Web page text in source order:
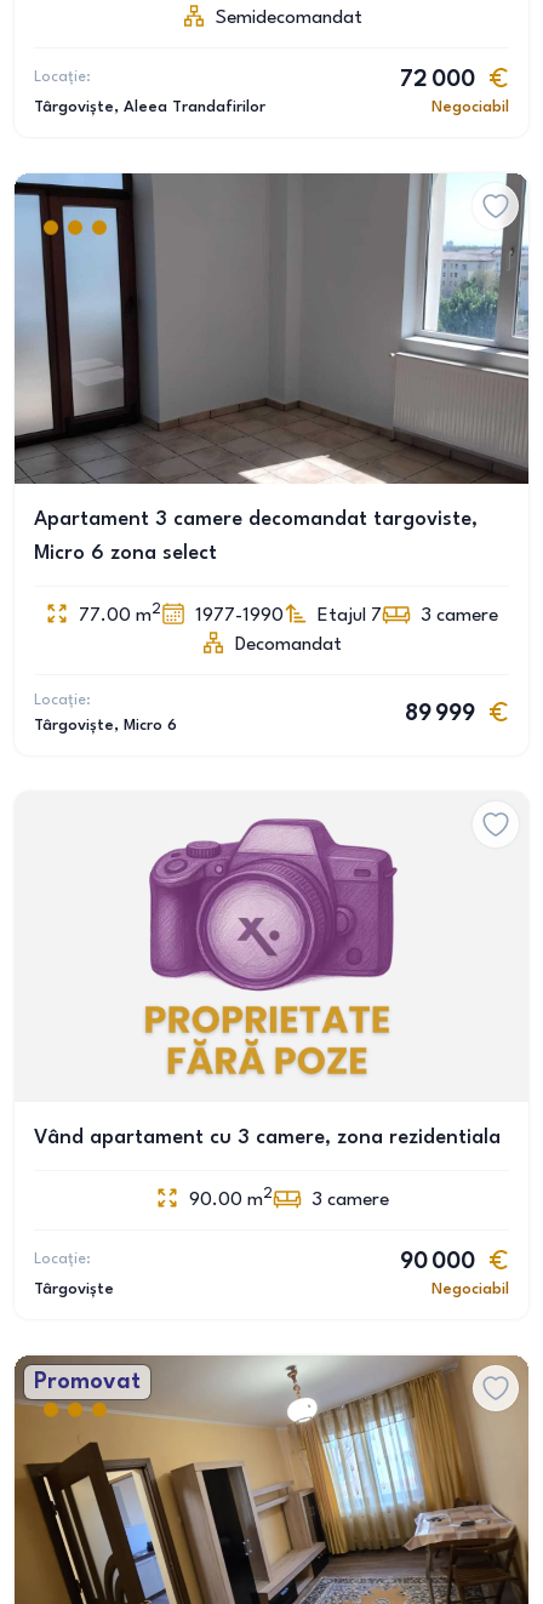
Semidecomandat
Locație:
Târgoviște, Aleea Trandafirilor
72 000
Negociabil
Apartament 3 camere decomandat targoviste,
Micro 6 zona select
77.00 m2 1977-1990 Etajul 7 3 camere
Decomandat
Locație:
Târgoviște, Micro 6
89 999
Vând apartament cu 3 camere, zona rezidentiala
90.00 m2 3 camere
Locație:
Târgoviște
90 000
Negociabil
Promovat